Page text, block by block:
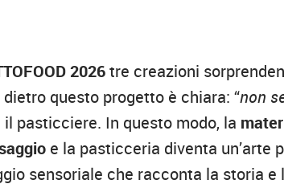
2026tre creazioni
questo progetto è chiara: “non
pasticciere. In questo modo, la
e la pasticceria diventa un’arte
sensoriale che racconta la storia e